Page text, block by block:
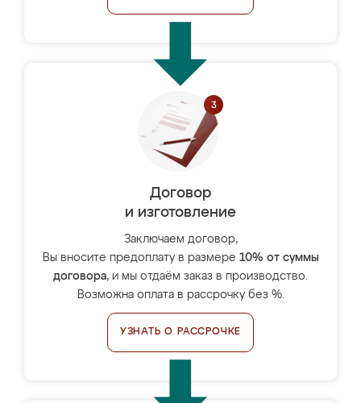
Договор
и изготовление
Заключаем договор,
Вы вносите предоплату в размере 10% от суммы
договора, и мы отдаём заказ в производство.
Возможна оплата в рассрочку без %.
УЗНАТЬ О РАССРОЧКЕ